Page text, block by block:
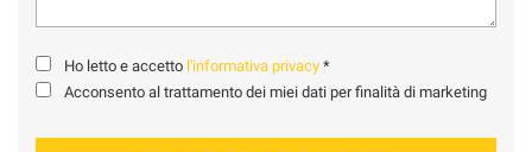
Ho letto e accetto l'informativa privacy *
Acconsento al trattamento dei miei dati per finalità di marketing
Cookie di marketing
Leggi